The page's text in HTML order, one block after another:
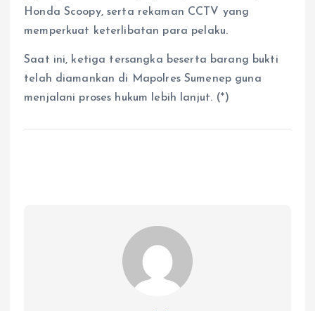
Honda Scoopy, serta rekaman CCTV yang
memperkuat keterlibatan para pelaku.
Saat ini, ketiga tersangka beserta barang bukti
telah diamankan di Mapolres Sumenep guna
menjalani proses hukum lebih lanjut. (*)